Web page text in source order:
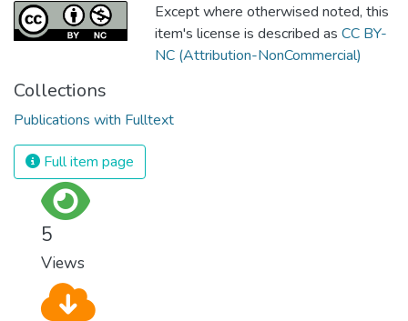
Except where otherwised noted, this
item's license is described as CC BY-
NC (Attribution-NonCommercial)
Collections
Publications with Fulltext
Full item page
5
Views